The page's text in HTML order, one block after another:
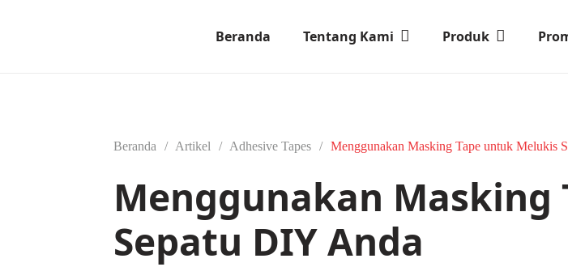
Beranda Tentang Kami Produk
Beranda / Artikel / Adhesive Tapes / Menggunakan Masking Tape untuk Melukis
Menggunakan
Sepatu DIY Anda